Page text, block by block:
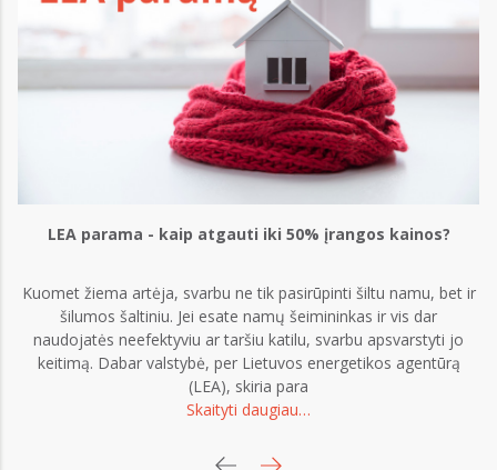
LEA parama - kaip atgauti iki 50% įrangos kainos?
Kuomet žiema artėja, svarbu ne tik pasirūpinti šiltu namu, bet ir
šilumos šaltiniu. Jei esate namų šeimininkas ir vis dar
naudojatės neefektyviu ar taršiu katilu, svarbu apsvarstyti jo
keitimą. Dabar valstybė, per Lietuvos energetikos agentūrą
(LEA), skiria para
Skaityti daugiau…